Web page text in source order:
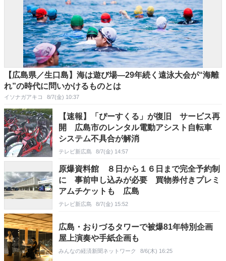
【広島県／生口島】海は遊び場―29年続く遠泳大会が“海離
れ”の時代に問いかけるものとは
イソナガアキコ 8/7(金) 10:37
【速報】「ぴーすくる」が復旧 サービス再
開 広島市のレンタル電動アシスト自転車
システム不具合が解消
テレビ新広島 8/7(金) 14:57
原爆資料館 ８日から１６日まで完全予約制
に 事前申し込みが必要 買物券付きプレミ
アムチケットも 広島
テレビ新広島 8/7(金) 15:52
広島・おりづるタワーで被爆81年特別企画
屋上演奏や手紙企画も
みんなの経済新聞ネットワーク 8/6(木) 16:25